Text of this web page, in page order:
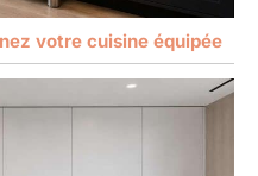
votre cuisine équipée